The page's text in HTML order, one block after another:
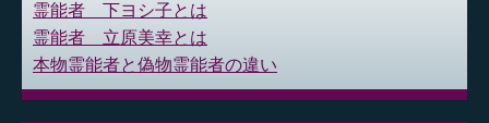
霊能者 下ヨシ子とは
霊能者 立原美幸とは
本物霊能者と偽物霊能者の違い